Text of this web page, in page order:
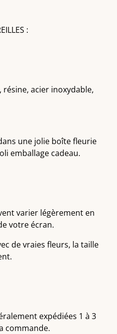
:
résine, acier inoxydable,
une jolie boîte fleurie
emballage cadeau.
varier légèrement en
votre écran.
de vraies fleurs, la taille
expédiées 1 à 3
commande.